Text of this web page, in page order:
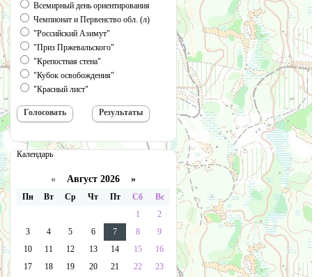
Всемирный день ориентирования
Чемпионат и Первенство обл. (л)
"Российский Азимут"
"Приз Пржевальского"
"Крепостная стена"
"Кубок освобождения"
"Красный лист"
Календарь
« Август 2026 »
Пн Вт Ср Чт Пт Сб
Вс
1
2
3
4 5 6 7 8
9
10
11 12 13 14 15
16
17
18 19 20 21 22
23